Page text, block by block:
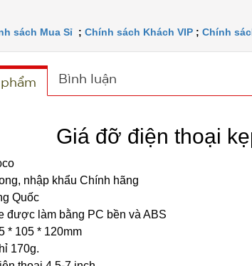
sách Mua Sỉ ; Chính sách Khách VIP ; Chính
Bình luận
Giá đỡ điện thoại
nhập khẩu Chính hãng
Quốc
được làm bằng PC bền và ABS
* 105 * 120mm
170g.